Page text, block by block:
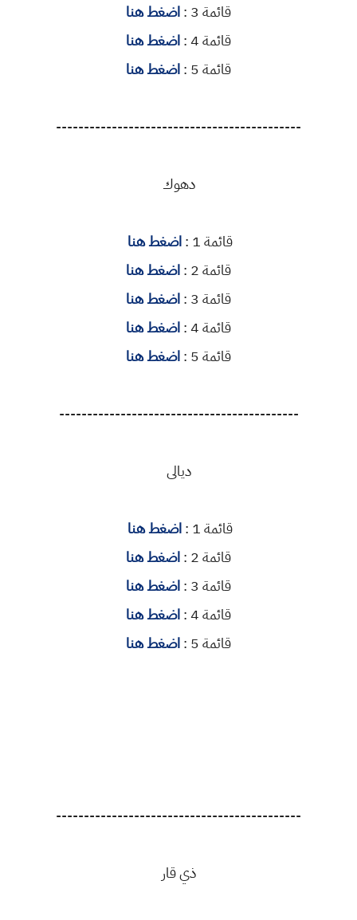
قائمة 3 :
اضغط هنا
قائمة 4 :
اضغط هنا
قائمة 5 :
اضغط هنا
--------------------------------------------
دهوك
قائمة 1 :
اضغط هنا
قائمة 2 :
اضغط هنا
قائمة 3 :
اضغط هنا
قائمة 4 :
اضغط هنا
قائمة 5 :
اضغط هنا
-------------------------------------------
ديالى
قائمة 1 :
اضغط هنا
قائمة 2 :
اضغط هنا
قائمة 3 :
اضغط هنا
قائمة 4 :
اضغط هنا
قائمة 5 :
اضغط هنا
--------------------------------------------
ذي قار